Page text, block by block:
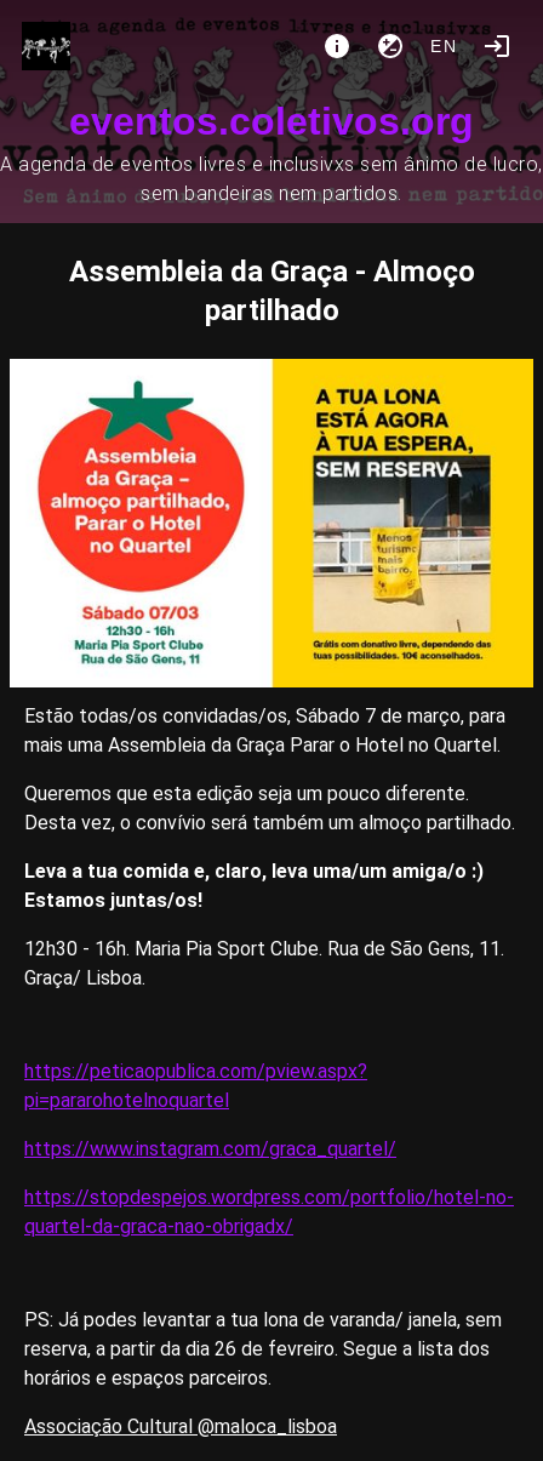
EN
eventos.coletivos.org
A agenda de eventos livres e inclusivxs sem ânimo de lucro,
sem bandeiras nem partidos.
Assembleia da Graça - Almoço
partilhado
Estão todas/os convidadas/os, Sábado 7 de março, para
mais uma Assembleia da Graça Parar o Hotel no Quartel.
Queremos que esta edição seja um pouco diferente.
Desta vez, o convívio será também um almoço partilhado.
Leva a tua comida e, claro, leva uma/um amiga/o :)
Estamos juntas/os!
12h30 - 16h. Maria Pia Sport Clube. Rua de São Gens, 11.
Graça/ Lisboa.
https://peticaopublica.com/pview.aspx?
pi=pararohotelnoquartel
https://www.instagram.com/graca_quartel/
https://stopdespejos.wordpress.com/portfolio/hotel-no-
quartel-da-graca-nao-obrigadx/
PS: Já podes levantar a tua lona de varanda/ janela, sem
reserva, a partir da dia 26 de fevreiro. Segue a lista dos
horários e espaços parceiros.
Associação Cultural @maloca_lisboa